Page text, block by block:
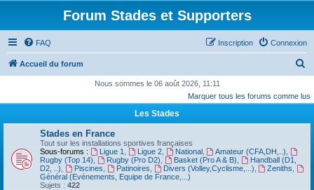
Forum Stades et Supporters
FAQ Connexion
Inscription
Accueil du forum
c
Nous sommes le 06 août 2026, 11:11
Marquer tous les forums comme lus
Les Stades
Stades en France
Tout sur les installations sportives françaises
Sous-forums :
Ligue 1 Ligue 2, National, Amateur (CFA,DH,..)
Rugby (Top 14)
Rugby (Pro D2) Basket (Pro A & B)
Handball (D1,
D2, ..)
Piscines Patinoires Divers (Volley,Cyclisme,...) Zeniths
Général (Evénements, Equipe de France,...)
Sujets : 422